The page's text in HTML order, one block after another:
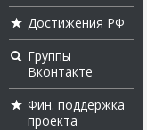
Достижения РФ
Группы
Вконтакте
Фин. поддержка
проекта